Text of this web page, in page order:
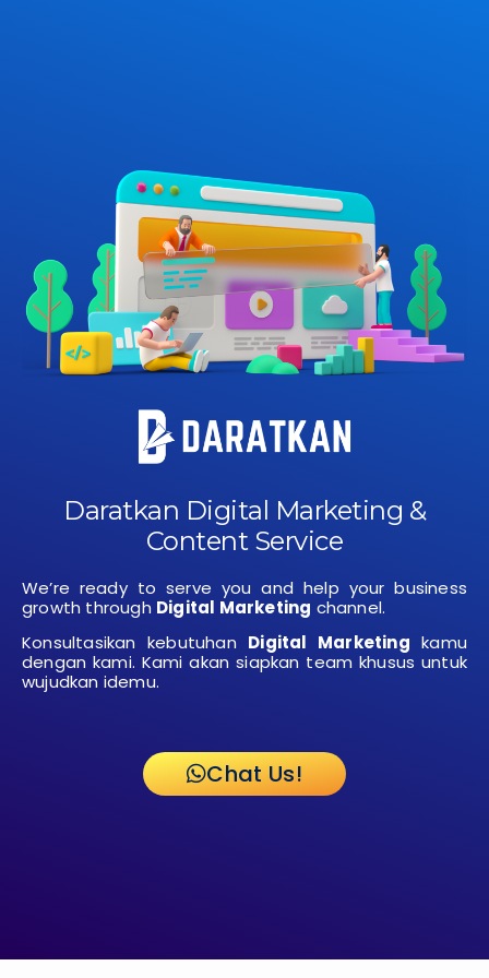
Daratkan Digital Marketing &
Content Service
We’re ready to serve you and help your business
growth through Digital Marketing channel.
Konsultasikan kebutuhan Digital Marketing kamu
dengan kami. Kami akan siapkan team khusus untuk
wujudkan idemu.
Chat Us!